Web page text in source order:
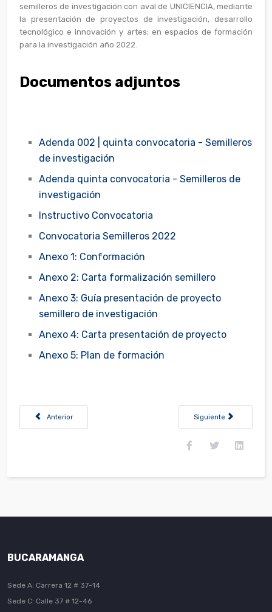
semilleros de investigación con aval de UNICIENCIA, mediante
la presentación de proyectos de investigación, desarrollo
tecnológico e innovación y artes; en espacios de formación
para la investigación año 2022.
Documentos adjuntos
Adenda 002 | quinta convocatoria - Semilleros
de investigación
Adenda quinta convocatoria - Semilleros de
investigación
Instructivo Convocatoria
Convocatoria Semilleros 2022
Anexo 1: Conformación
Anexo 2: Carta formalización semillero
Anexo 3: Guía presentación de proyecto
semillero de investigación
Anexo 4: Carta presentación de proyecto
Anexo 5: Plan de formación
Artículo anterior: Convocatoria Interna Especial 001-2022 Facultad
Anterior Artículo siguiente:
Siguiente
BUCARAMANGA
Sede A: Carrera 12 # 37-14
Sede C: Calle 37 # 12-46